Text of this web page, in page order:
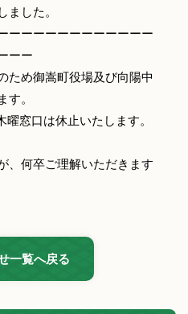
ました。
ーーーーーーーーーーーー
ーー
ため御嵩町役場及び向陽中
す。
窓口は休止いたします。
、何卒ご理解いただきます
一覧へ戻る